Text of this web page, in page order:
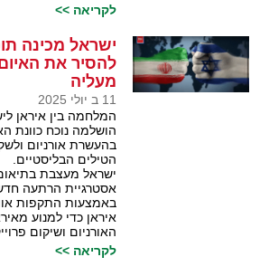
לקריאה >>
ישראל מכינה
להסיר את
מעליה
11 ב יולי 2025
המלחמה בין איראן
הושלמה נוכח כוונת
בהעשרת אורניום
הטילים הבליסטיים.
ישראל מעצבת
אסטרגיית הרתעה
באמצעות התקפות
איראן כדי למנוע
האורניום ושיקום
לקריאה >>